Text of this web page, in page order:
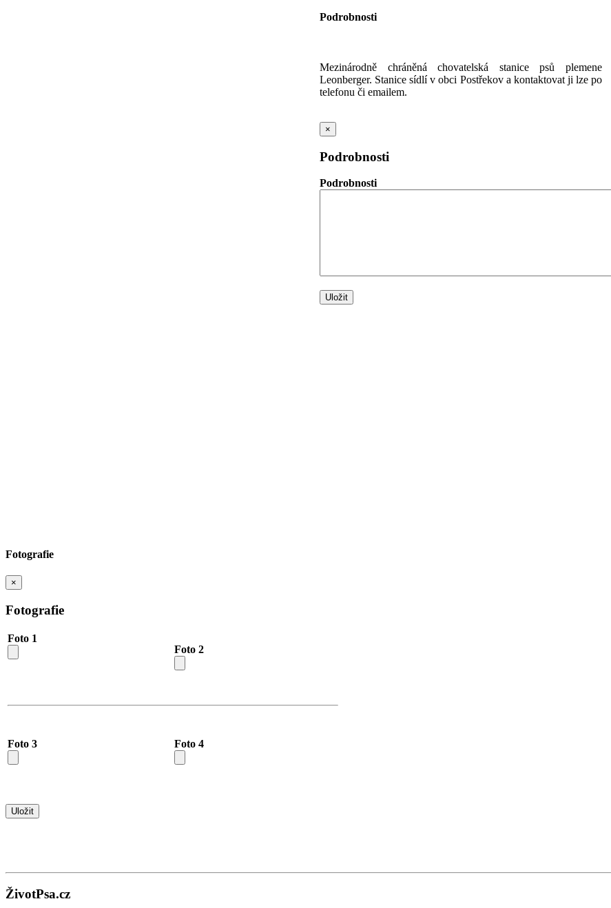
Podrobnosti
Mezinárodně chráněná chovatelská stanice psů plemene
Leonberger. Stanice sídlí v obci Postřekov a kontaktovat ji lze po
telefonu či emailem.
×
Podrobnosti
Podrobnosti
Fotografie
×
Fotografie
Foto 1
Foto 2
Foto 3 Foto 4
ŽivotPsa.cz